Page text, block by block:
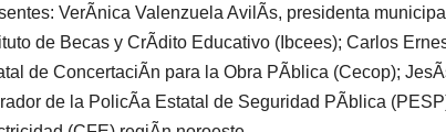
VerÃnica Valenzuela AvilÃs, presidenta
de Becas y CrÃdito Educativo (Ibcees); Carlos
de ConcertaciÃn para la Obra PÃblica (Cecop);
de la PolicÃa Estatal de Seguridad PÃblica